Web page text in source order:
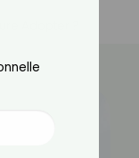
Adopter ?